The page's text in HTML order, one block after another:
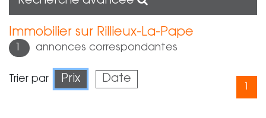
Immobilier sur Rillieux-La-Pape
annonces correspondantes
Trier par Prix Date